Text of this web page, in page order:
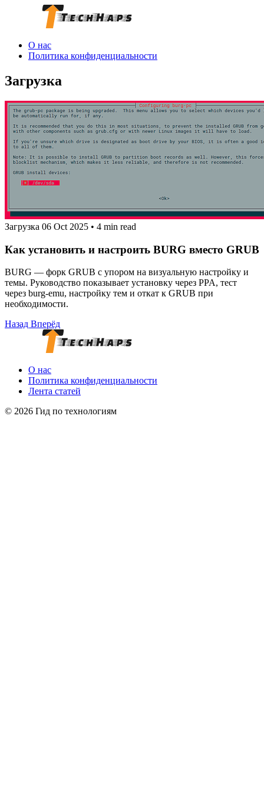
О нас
Политика конфиденциальности
Загрузка
Загрузка 06 Oct 2025 • 4 min read
Как установить и настроить BURG вместо GRUB
BURG — форк GRUB с упором на визуальную настройку и
темы. Руководство показывает установку через PPA, тест
через burg-emu, настройку тем и откат к GRUB при
необходимости.
Назад Вперёд
О нас
Политика конфиденциальности
Лента статей
© 2026 Гид по технологиям